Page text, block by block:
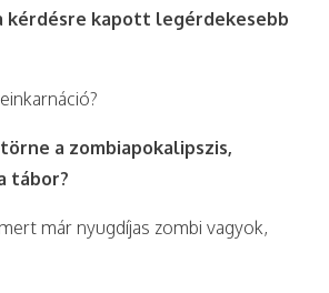
kérdésre kapott legérdekesebb
a zombiapokalipszis,
tábor?
már nyugdíjas zombi vagyok,